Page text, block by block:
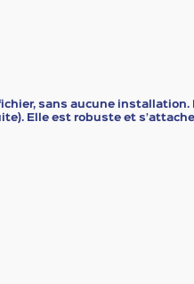
sans aucune installation.
Elle est robuste et